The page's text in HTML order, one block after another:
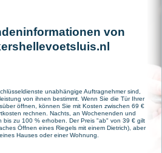
von
unabhängige Auftragnehmer sind,
von ihnen bestimmt. Wenn Sie die Tür Ihrer
öffnen, können Sie mit Kosten zwischen 69 €
rechnen. Nachts, an Wochenenden und
bis zu 100 % erhoben. Der Preis "ab" von 39 € gilt
Öffnen eines Riegels mit einem Dietrich), aber
Hauses oder einer Wohnung.